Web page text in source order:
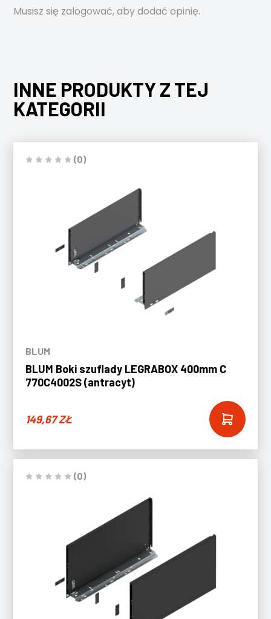
Musisz się zalogować, aby dodać opinię.
INNE PRODUKTY Z TEJ
KATEGORII
(0)
BLUM
BLUM Boki szuflady LEGRABOX 400mm C
770C4002S (antracyt)
149,67ZŁ
(0)